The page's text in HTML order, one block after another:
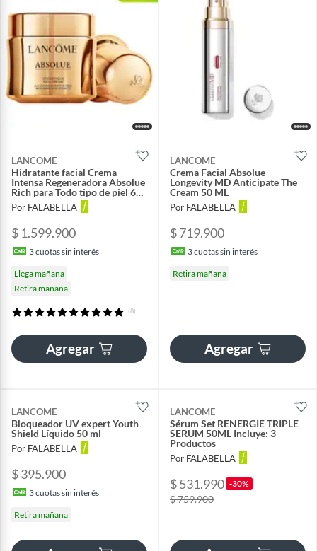
LANCOME
Hidratante facial Crema
Intensa Regeneradora Absolue
Rich para Todo tipo de piel 60
ml
Por FALABELLA
$ 1.599.900
3cuotas sin interés
Llega mañana
Retira mañana
(8)
Agregar
LANCOME
Crema Facial Absolue
Longevity MD Anticipate The
Cream 50 ML
Por FALABELLA
$ 719.900
3cuotas sin interés
Retira mañana
Agregar
LANCOME
Bloqueador UV expert Youth
Shield Líquido 50 ml
Por FALABELLA
$ 395.900
3cuotas sin interés
Retira mañana
LANCOME
Sérum Set RENERGIE TRIPLE
SERUM 50ML Incluye: 3
Productos
Por FALABELLA
$ 531.990 -30%
$ 759.900